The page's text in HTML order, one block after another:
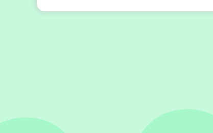
神戸市東灘区